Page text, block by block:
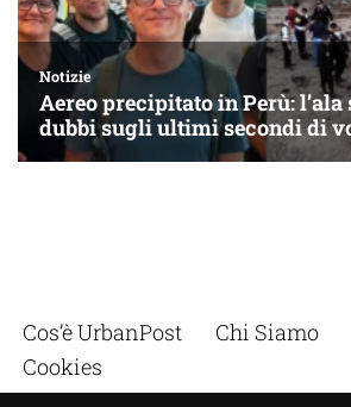
Cos’è UrbanPost Chi Siamo
Cookies